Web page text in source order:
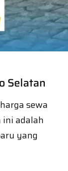
Selatan
sewa
ini adalah
yang